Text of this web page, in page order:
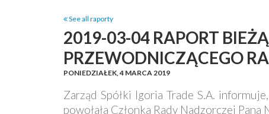
See all raporty
2019-03-04 RAPORT
PRZEWODNICZĄCEGO
PONIEDZIAŁEK,4 MARCA 2019
Zarząd Spółki Igoria Trade S.A.
powołała Członka Rady Nadzorczej